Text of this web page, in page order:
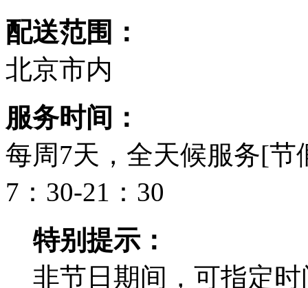
配送范围：
北京市内
服务时间：
每周7天，全天候服务[
7：30-21：30
特别提示：
非节日期间，可指定